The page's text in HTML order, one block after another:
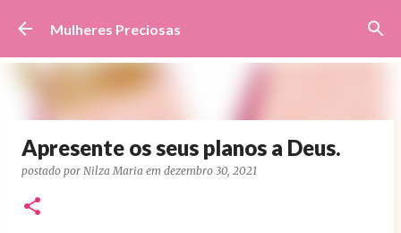
Pular para o conteúdo principal
Mulheres Preciosas
Apresente os seus planos a Deus.
postado por Nilza Maria em dezembro 30, 2021